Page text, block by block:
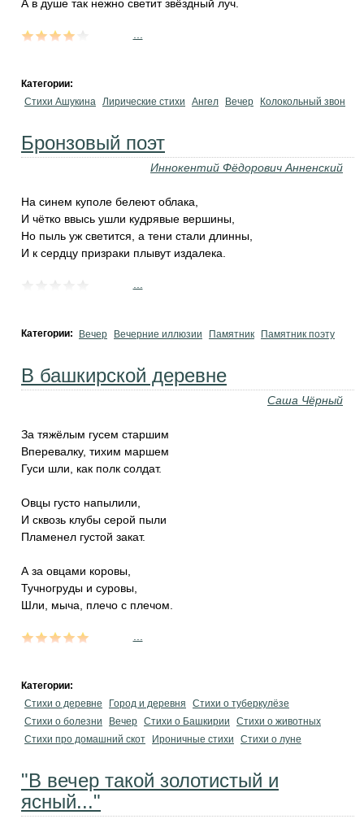
А в душе так нежно светит звёздный луч.
Категории:
Стихи Ашукина Лирические стихи Ангел Вечер Колокольный звон
Бронзовый поэт
Иннокентий Фёдорович Анненский
На синем куполе белеют облака,
И чётко ввысь ушли кудрявые вершины,
Но пыль уж светится, а тени стали длинны,
И к сердцу призраки плывут издалека.
Категории: Вечер Вечерние иллюзии Памятник Памятник поэту
В башкирской деревне
Саша Чёрный
За тяжёлым гусем старшим
Вперевалку, тихим маршем
Гуси шли, как полк солдат.
Овцы густо напылили,
И сквозь клубы серой пыли
Пламенел густой закат.
А за овцами коровы,
Тучногруды и суровы,
Шли, мыча, плечо с плечом.
Категории:
Стихи о деревне
Город и деревня
Стихи о туберкулёзе
Стихи о болезни
Вечер Стихи о Башкирии
Стихи о животных
Стихи про домашний скот
Ироничные стихи Стихи о луне
"В вечер такой золотистый и
ясный..."